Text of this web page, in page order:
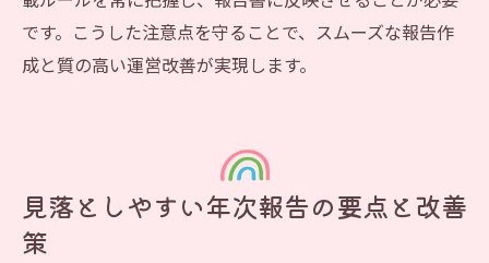
です。こうした注意点を守ることで、スムーズな報告作
成と質の高い運営改善が実現します。
見落としやすい年次報告の要点と改善
策